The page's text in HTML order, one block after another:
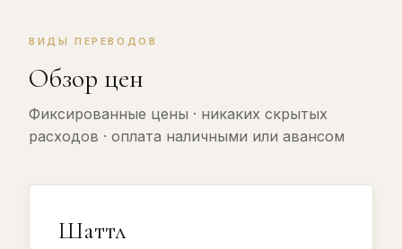
ВИДЫ ПЕРЕВОДОВ
Обзор цен
Фиксированные цены · никаких скрытых
расходов · оплата наличными или авансом
Шаттл